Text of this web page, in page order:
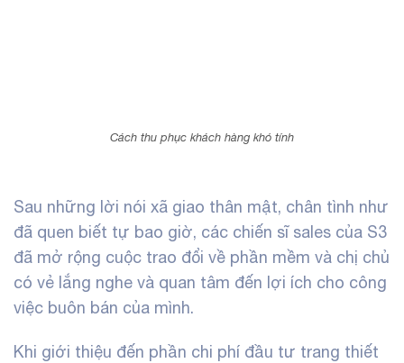
Cách thu phục khách hàng khó tính
Sau những lời nói xã giao thân mật, chân tình như
đã quen biết tự bao giờ, các chiến sĩ sales của S3
đã mở rộng cuộc trao đổi về phần mềm và chị chủ
có vẻ lắng nghe và quan tâm đến lợi ích cho công
việc buôn bán của mình.
Khi giới thiệu đến phần chi phí đầu tư trang thiết